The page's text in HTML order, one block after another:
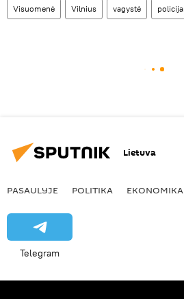
Visuomenė Vilnius vagystė policija
Lietuva
PASAULYJE POLITIKA EKONOMIKA
Telegram